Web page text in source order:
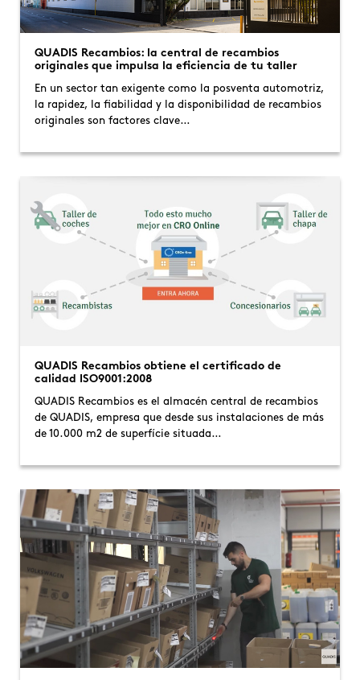
QUADIS Recambios: la central de recambios
originales que impulsa la eficiencia de tu taller
En un sector tan exigente como la posventa automotriz,
la rapidez, la fiabilidad y la disponibilidad de recambios
originales son factores clave…
QUADIS Recambios obtiene el certificado de
calidad ISO9001:2008
QUADIS Recambios es el almacén central de recambios
de QUADIS, empresa que desde sus instalaciones de más
de 10.000 m2 de superfície situada…